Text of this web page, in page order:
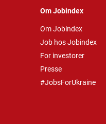
Om Jobindex
Om Jobindex
Job hos Jobindex
For investorer
Presse
#JobsForUkraine